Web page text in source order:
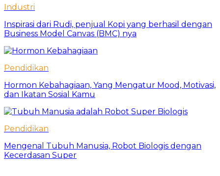
Industri
Inspirasi dari Rudi, penjual Kopi yang berhasil dengan
Business Model Canvas (BMC) nya
Pendidikan
Hormon Kebahagiaan, Yang Mengatur Mood, Motivasi,
dan Ikatan Sosial Kamu
Pendidikan
Mengenal Tubuh Manusia, Robot Biologis dengan
Kecerdasan Super